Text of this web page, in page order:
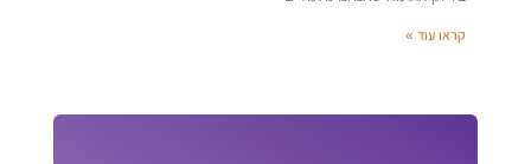
קראו עוד »